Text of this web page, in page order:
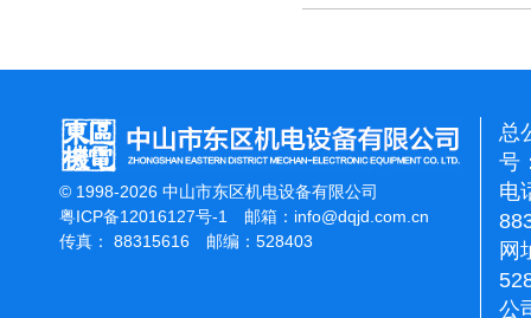
© 1998-2026 中山市东区机电设备有限公司
粤ICP备12016127号-1
邮箱： info@dqjd.com.cn
传真： 88315616 邮编：528403
总
号
电
网
公